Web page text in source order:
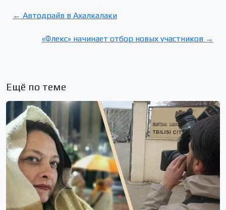
← Автодрайв в Ахалкалаки
«Флекс» начинает отбор новых участников →
Ещё по теме